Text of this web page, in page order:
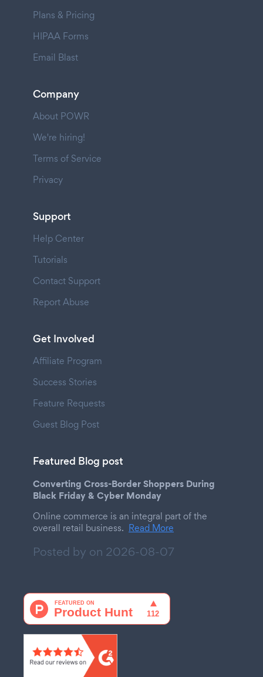
Plans & Pricing
HIPAA Forms
Email Blast
Company
About POWR
We're hiring!
Terms of Service
Privacy
Support
Help Center
Tutorials
Contact Support
Report Abuse
Get Involved
Affiliate Program
Success Stories
Feature Requests
Guest Blog Post
Featured Blog post
Converting Cross-Border Shoppers During
Black Friday & Cyber Monday
Online commerce is an integral part of the
overall retail business. Read More
Posted by on 2026-08-07